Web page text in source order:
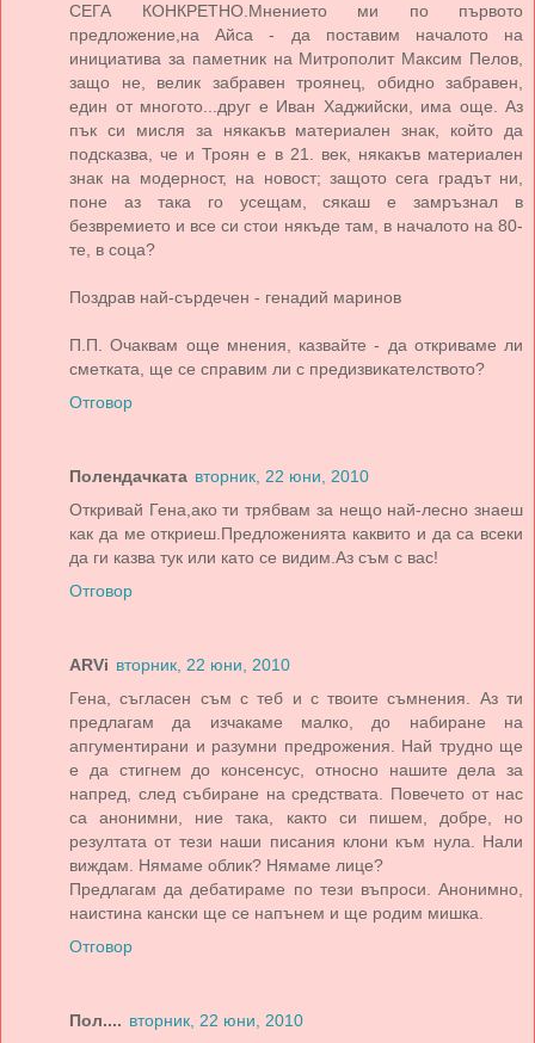
СЕГА КОНКРЕТНО.Мнението ми по първото
предложение,на Айса - да поставим началото на
инициатива за паметник на Митрополит Максим Пелов,
защо не, велик забравен троянец, обидно забравен,
един от многото...друг е Иван Хаджийски, има още. Аз
пък си мисля за някакъв материален знак, който да
подсказва, че и Троян е в 21. век, някакъв материален
знак на модерност, на новост; защото сега градът ни,
поне аз така го усещам, сякаш е замръзнал в
безвремието и все си стои някъде там, в началото на 80-
те, в соца?
Поздрав най-сърдечен - генадий маринов
П.П. Очаквам още мнения, казвайте - да откриваме ли
сметката, ще се справим ли с предизвикателството?
Отговор
Полендачката вторник, 22 юни, 2010
Откривай Гена,ако ти трябвам за нещо най-лесно знаеш
как да ме откриеш.Предложенията каквито и да са всеки
да ги казва тук или като се видим.Аз съм с вас!
Отговор
ARVi вторник, 22 юни, 2010
Гена, съгласен съм с теб и с твоите съмнения. Аз ти
предлагам да изчакаме малко, до набиране на
апгументирани и разумни предрожения. Най трудно ще
е да стигнем до консенсус, относно нашите дела за
напред, след събиране на средствата. Повечето от нас
са анонимни, ние така, както си пишем, добре, но
резултата от тези наши писания клони към нула. Нали
виждам. Нямаме облик? Нямаме лице?
Предлагам да дебатираме по тези въпроси. Анонимно,
наистина кански ще се напънем и ще родим мишка.
Отговор
Пол.... вторник, 22 юни, 2010